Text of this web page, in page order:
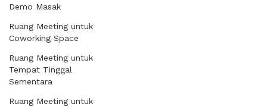
Demo Masak
Ruang Meeting untuk
Coworking Space
Ruang Meeting untuk
Tempat Tinggal
Sementara
Ruang Meeting untuk